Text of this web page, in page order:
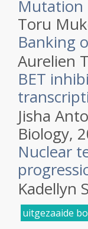
Mutation
Toru
Banking
Aurelien
BET
Jisha
Biology,
Nuclear
Kadellyn
uitgezaaide